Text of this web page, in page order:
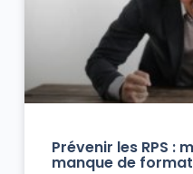
Prévenir les RPS :
manque de